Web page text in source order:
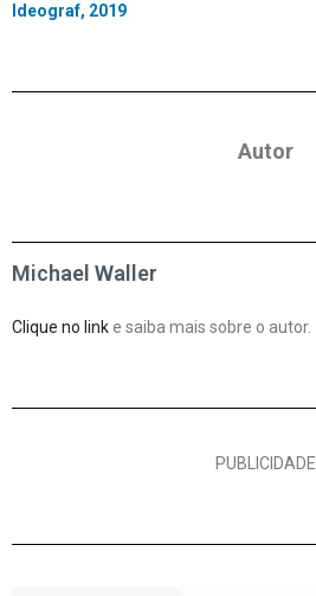
Ideograf, 2019
Autor
Michael Waller
Clique no linke saiba mais sobre o autor.
PUBLICIDADE